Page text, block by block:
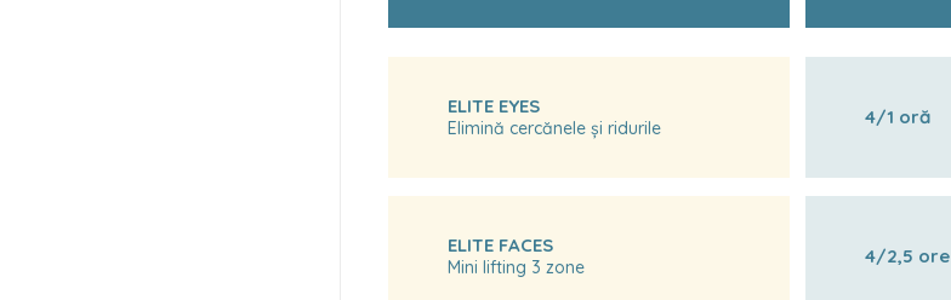
ELITE EYES
Elimină cercănele și ridurile
ELITE FACES
Mini lifting 3 zone
4/1 oră
4/2,5 ore